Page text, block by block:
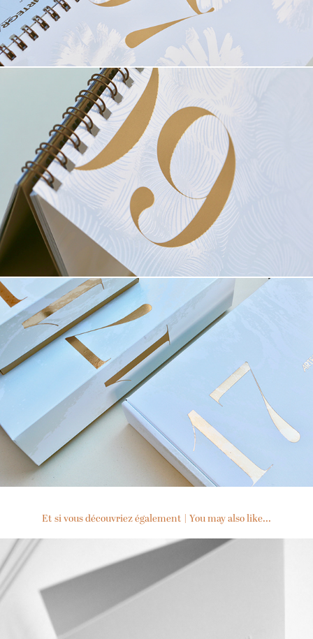
Et si vous découvriez également | You may also like...